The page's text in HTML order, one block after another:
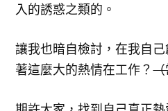
入的誘惑之類的。
讓我也暗自檢討，在我自
著這麼大的熱情在工作？